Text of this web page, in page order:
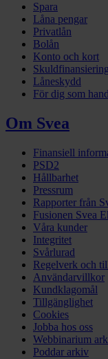
Spara
Låna pengar
Privatlån
Bolån
Konto och kort
Skuldfinansiering
Låneskydd
För dig som
Om Svea
Finansiell
PSD2
Hållbarhet
Pressrum
Rapporter från
Fusionen Svea
Våra kunder
Integritet
Svårlurad
Regelverk och
Användarvillkor
Kundklagomål
Tillgänglighet
Cookies
Jobba hos oss
Webbinarium
Poddar arkiv